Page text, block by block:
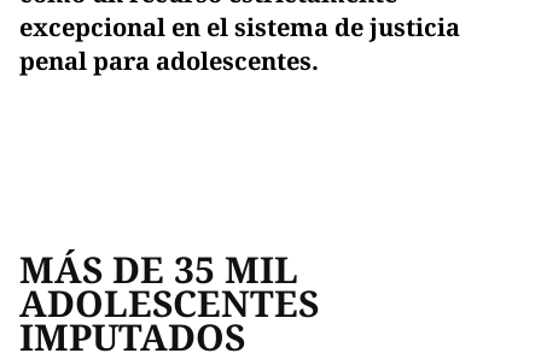
excepcional en el sistema de justicia
penal para adolescentes.
MÁS DE 35 MIL
ADOLESCENTES
IMPUTADOS